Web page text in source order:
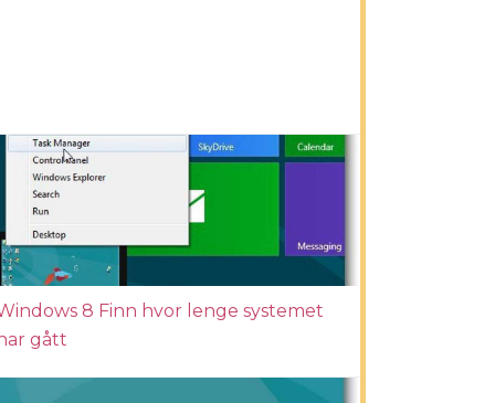
8 Finn hvor lenge systemet
har gått